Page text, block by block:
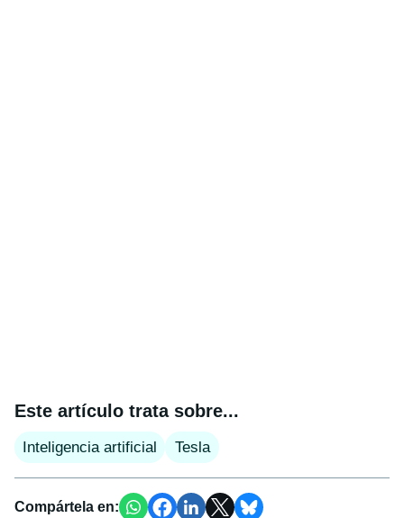
Este artículo trata sobre...
Inteligencia artificial Tesla
Compártela en: